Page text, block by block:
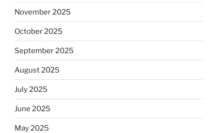
November 2025
October 2025
September 2025
August 2025
July 2025
June 2025
May 2025